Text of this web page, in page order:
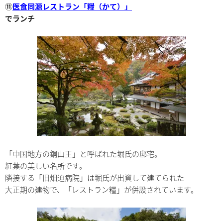
⑪医食同源レストラン「糧（かて）」
でランチ
「中国地方の銅山王」と呼ばれた堀氏の邸宅。
紅葉の美しい名所です。
隣接する「旧畑迫病院」は堀氏が出資して建てられた
大正期の建物で、「レストラン糧」が併設されています。